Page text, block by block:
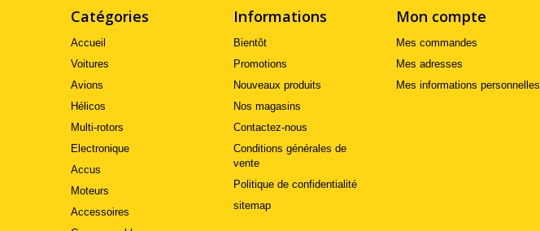
Catégories
Accueil
Voitures
Avions
Hélicos
Multi-rotors
Electronique
Accus
Moteurs
Accessoires
Informations
Bientôt
Promotions
Nouveaux produits
Nos magasins
Contactez-nous
Conditions générales de
vente
Politique de confidentialité
sitemap
Mon compte
Mes commandes
Mes adresses
Mes informations personnelles